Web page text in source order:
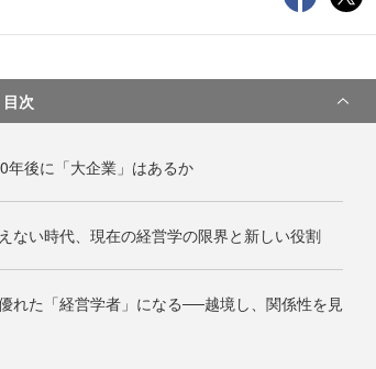
目次
年後に「大企業」はあるか
ない時代、現在の経営学の限界と新しい役割
れた「経営学者」になる──越境し、関係性を見